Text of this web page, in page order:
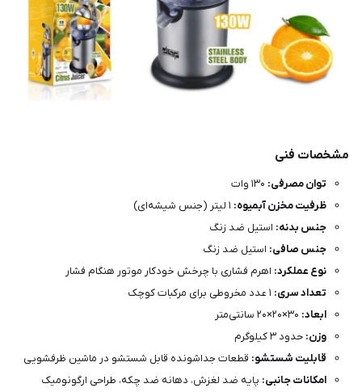
مشخصات فنی
توان مصرفی:
ظرفیت مخزن آبمیوه:
جنس بدنه: استیل ضد زنگ
جنس صافی: استیل ضد زنگ
نوع عملکرد: اهرم فشاری با چرخش خودکار موتور هنگام فشار
تعداد سری:
ابعاد:
وزن: حدود ۳ کیلوگرم
قابلیت شستشو: قطعات جداشونده قابل شستشو در ماشین ظرفشویی
امکانات جانبی: پایه ضد لغزش، دهانه ضد چکه، طراحی ارگونومیک